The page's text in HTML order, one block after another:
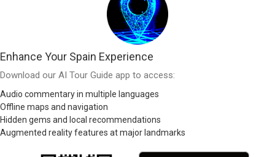
Enhance Your Spain Experience
Download our AI Tour Guide app to access:
Audio commentary in multiple languages
Offline maps and navigation
Hidden gems and local recommendations
Augmented reality features at major landmarks